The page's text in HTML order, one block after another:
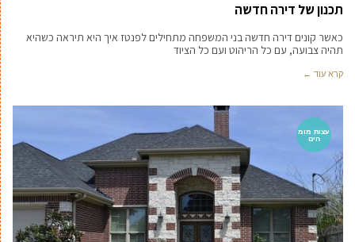
תכנון של דירה חדשה
כאשר קונים דירה חדשה בני המשפחה מתחילים לפנטז איך היא תיראה כשהיא
תהיה צבועה, עם כל הריהוט ועם כל הציוד
קרא עוד ←
עצות מומ
חים